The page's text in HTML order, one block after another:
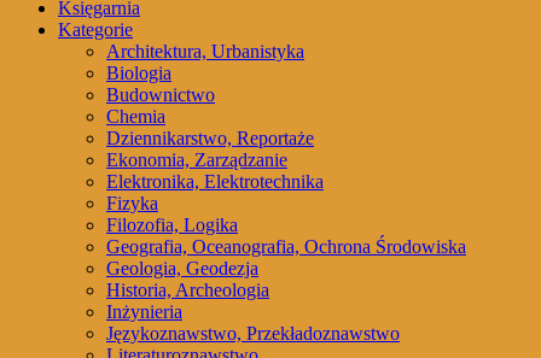
Księgarnia
Kategorie
Architektura, Urbanistyka
Biologia
Budownictwo
Chemia
Dziennikarstwo, Reportaże
Ekonomia, Zarządzanie
Elektronika, Elektrotechnika
Fizyka
Filozofia, Logika
Geografia, Oceanografia, Ochrona Środowiska
Geologia, Geodezja
Historia, Archeologia
Inżynieria
Językoznawstwo, Przekładoznawstwo